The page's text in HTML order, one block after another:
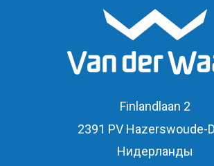
Finlandlaan 2
2391 PV Hazerswoude-
Нидерланды